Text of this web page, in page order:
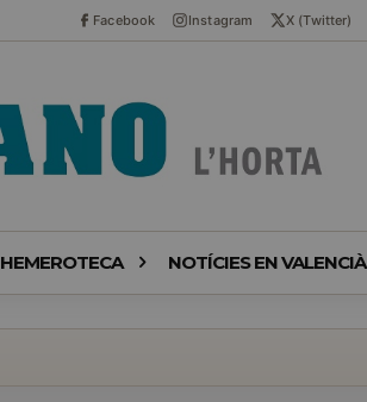
Facebook Instagram X (Twitter)
HEMEROTECA NOTÍCIES EN VALENCIÀ